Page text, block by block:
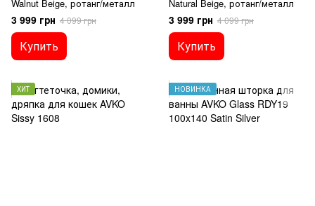
Walnut Beige, ротанг/металл
3 999 грн 4 099 грн
Купить
Natural Beige, ротанг/металл
3 999 грн 4 099 грн
Купить
ХИТ НОВИНКА